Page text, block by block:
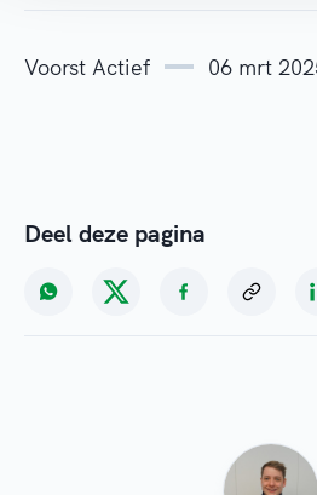
Voorst Actief 06 mrt
Deel deze pagina